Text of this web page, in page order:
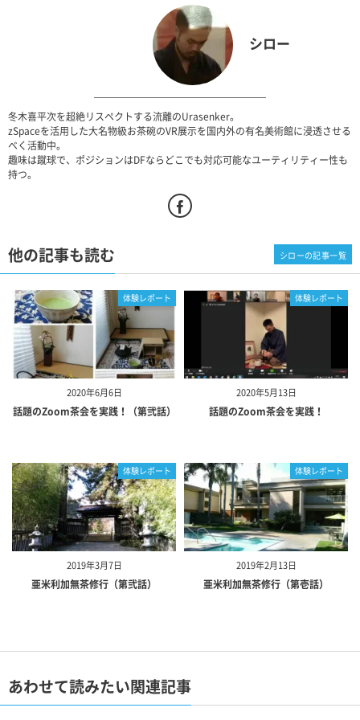
シロー
冬木喜平次を超絶リスペクトする流離のUrasenker。
zSpaceを活用した大名物級お茶碗のVR展示を国内外の有名美術館に浸透させる
べく活動中。
趣味は蹴球で、ポジションはDFならどこでも対応可能なユーティリティー性も
持つ。
他の記事も読む
2020年6月6日
体験レポート
話題のZoom茶会を実践！（第弐話）
2020年5月13日
体験レポート
話題のZoom茶会を実践！
2019年3月7日
体験レポート
亜米利加無茶修行（第弐話）
2019年2月13日
体験レポート
亜米利加無茶修行（第壱話）
シローの記事一覧
あわせて読みたい関連記事